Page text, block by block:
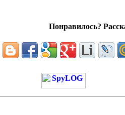
Понравилось?